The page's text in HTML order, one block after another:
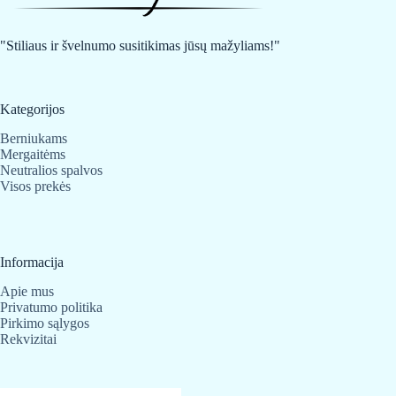
be
on
"Stiliaus ir švelnumo susitikimas jūsų mažyliams!"
Kategorijos
Berniukams
Mergaitėms
Neutralios spalvos
Visos prekės
Informacija
Apie mus
Privatumo politika
Pirkimo sąlygos
Rekvizitai